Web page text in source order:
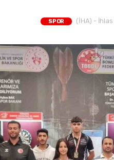
SPOR (İHA) - İhlas